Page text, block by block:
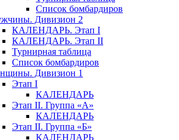
Список бомбардиров
Дивизион 2
КАЛЕНДАРЬ. Этап I
КАЛЕНДАРЬ. Этап II
Турнирная таблица
Список бомбардиров
Дивизион 1
Этап I
КАЛЕНДАРЬ
Этап II. Группа «А»
КАЛЕНДАРЬ
Этап II. Группа «Б»
КАЛЕНДАРЬ